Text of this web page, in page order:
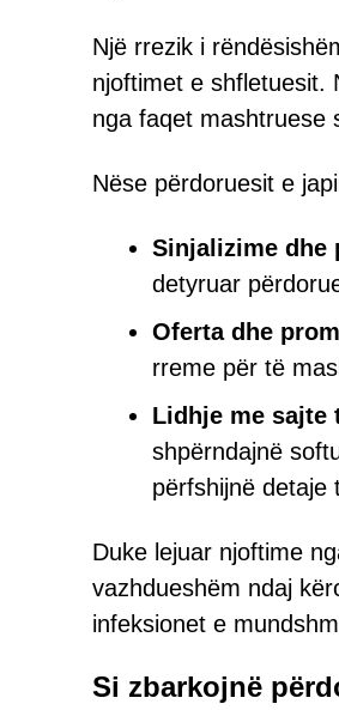
Një rrezik i
njoftimet e shfletuesit.
nga faqet mashtruese
Nëse përdoruesit e
Sinjalizime dhe
detyruar
Oferta dhe
rreme për të
Lidhje me sajte
shpërndajnë
përfshijnë detaje
Duke lejuar njoftime
vazhdueshëm ndaj
infeksionet e
Si zbarkojnë